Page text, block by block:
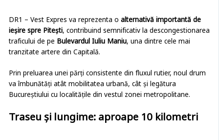
DR1 – Vest Expres va reprezenta o alternativă importantă de
ieșire spre Pitești, contribuind semnificativ la descongestionarea
traficului de pe Bulevardul Iuliu Maniu, una dintre cele mai
tranzitate artere din Capitală.
Prin preluarea unei părți consistente din fluxul rutier, noul drum
va îmbunătăți atât mobilitatea urbană, cât și legătura
Bucureștiului cu localitățile din vestul zonei metropolitane.
Traseu și lungime: aproape 10 kilometri